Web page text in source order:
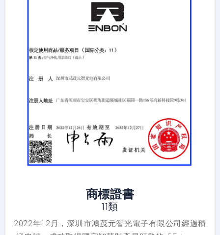
商標證書
11類
2022年12月，深圳市鴻茂元智光電子有限公司經過積